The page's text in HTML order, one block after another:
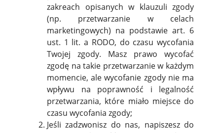
zakreach opisanych w klauzuli zgody
(np. przetwarzanie w celach
marketingowych) na podstawie art. 6
ust. 1 lit. a RODO, do czasu wycofania
Twojej zgody. Masz prawo wycofać
zgodę na takie przetwarzanie w każdym
momencie, ale wycofanie zgody nie ma
wpływu na poprawność i legalność
przetwarzania, które miało miejsce do
czasu wycofania zgody;
Jeśli zadzwonisz do nas, napiszesz do